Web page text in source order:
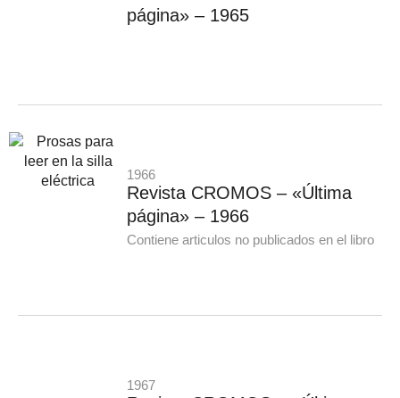
página» – 1965
1966
Revista CROMOS – «Última
página» – 1966
Contiene articulos no publicados en el libro
1967